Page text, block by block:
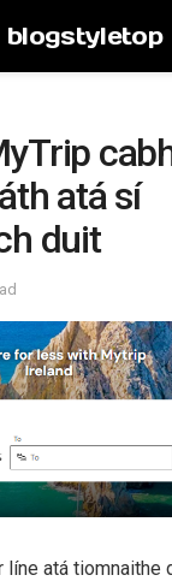
blogstyletop
atá sí
duit
líne atá tiomnaithe